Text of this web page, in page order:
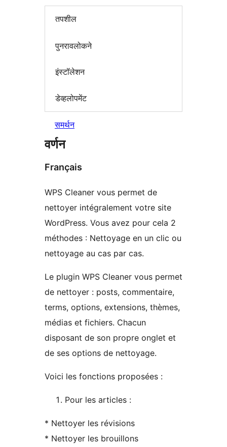
तपशील
पुनरावलोकने
इंस्टॉलेशन
डेव्हलोपमेंट
समर्थन
वर्णन
Français
WPS Cleaner vous permet de
nettoyer intégralement votre site
WordPress. Vous avez pour cela 2
méthodes : Nettoyage en un clic ou
nettoyage au cas par cas.
Le plugin WPS Cleaner vous permet
de nettoyer : posts, commentaire,
terms, options, extensions, thèmes,
médias et fichiers. Chacun
disposant de son propre onglet et
de ses options de nettoyage.
Voici les fonctions proposées :
Pour les articles :
* Nettoyer les révisions
* Nettoyer les brouillons